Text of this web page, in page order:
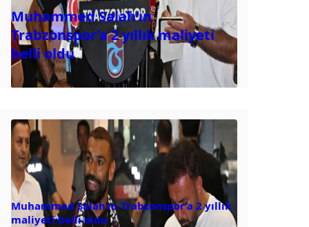
Muhammed Salah’ın
Trabzonspor’a 2 yıllık maliyeti
belli oldu
Muhammed Salah’ın Trabzonspor’a 2 yıllık
maliyeti belli oldu